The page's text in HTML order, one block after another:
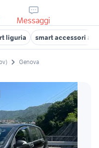
Messaggi
liguria smart accessori
Genova